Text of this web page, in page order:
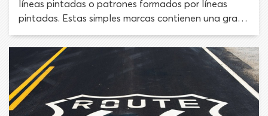
líneas pintadas o patrones formados por líneas
pintadas. Estas simples marcas contienen una gran
cantidad de información. Las líneas de pavimento
pintadas se usan para regular el flujo de tráfico,
definir carriles, reforzar las señales de tránsito o
acordonar partes de la carretera que los
conductores deben evitar.